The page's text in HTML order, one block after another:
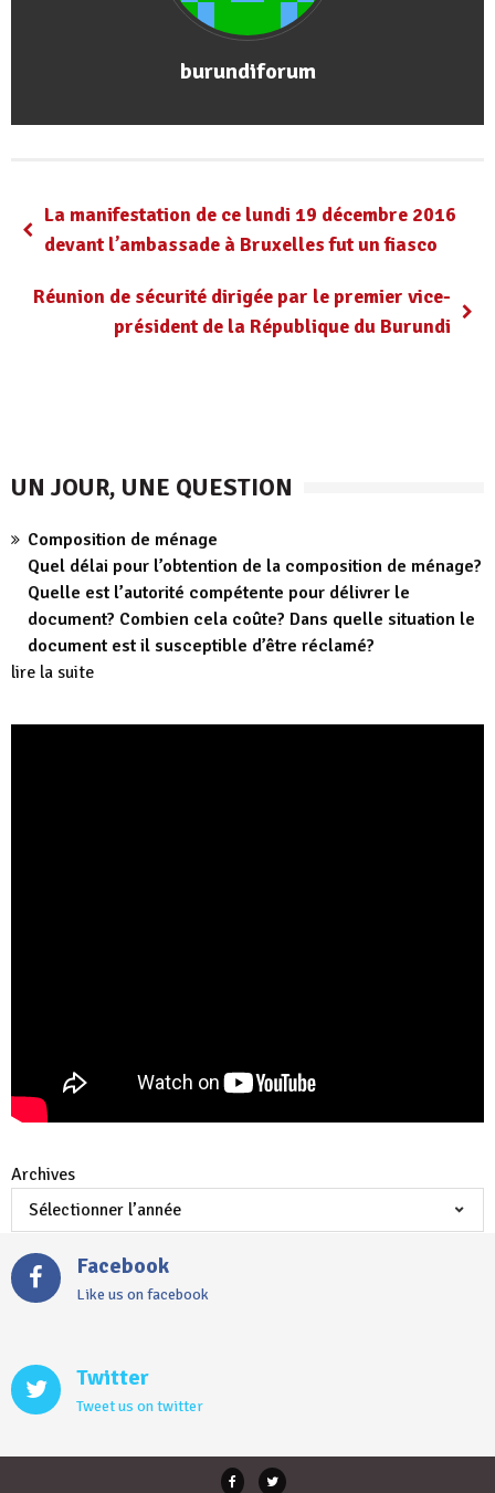
burundiforum
La manifestation de ce lundi 19 décembre 2016
devant l’ambassade à Bruxelles fut un fiasco
Réunion de sécurité dirigée par le premier vice-
président de la République du Burundi
UN JOUR, UNE QUESTION
Composition de ménage
Quel délai pour l’obtention de la composition de ménage?
Quelle est l’autorité compétente pour délivrer le
document? Combien cela coûte? Dans quelle situation le
document est il susceptible d’être réclamé?
lire la suite
Archives
Facebook
Like us on facebook
Twitter
Tweet us on twitter